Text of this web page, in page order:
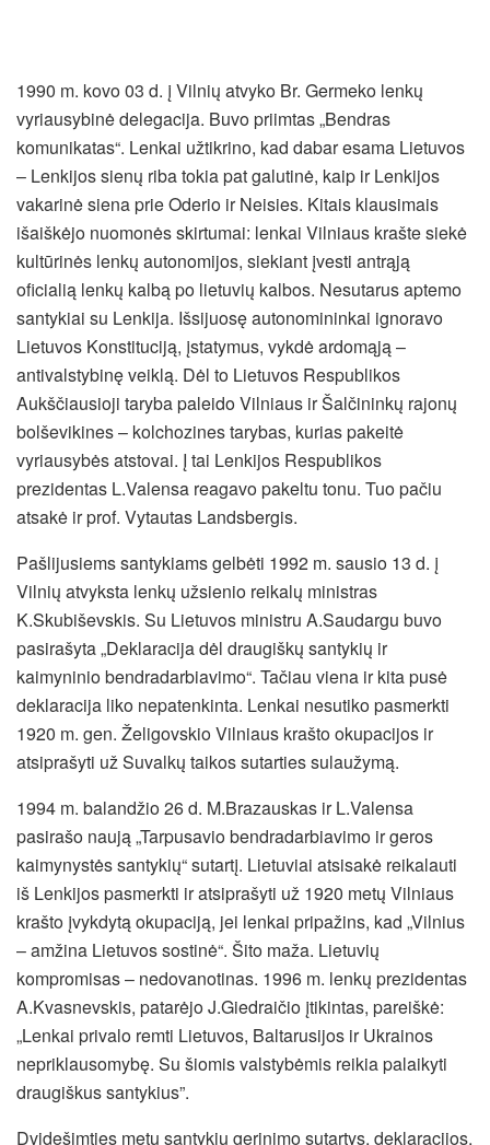
1990 m. kovo 03 d. į Vilnių atvyko Br. Germeko lenkų
vyriausybinė delegacija. Buvo priimtas „Bendras
komunikatas“. Lenkai užtikrino, kad dabar esama Lietuvos
– Lenkijos sienų riba tokia pat galutinė, kaip ir Lenkijos
vakarinė siena prie Oderio ir Neisies. Kitais klausimais
išaiškėjo nuomonės skirtumai: lenkai Vilniaus krašte siekė
kultūrinės lenkų autonomijos, siekiant įvesti antrąją
oficialią lenkų kalbą po lietuvių kalbos. Nesutarus aptemo
santykiai su Lenkija. Išsijuosę autonomininkai ignoravo
Lietuvos Konstituciją, įstatymus, vykdė ardomąją –
antivalstybinę veiklą. Dėl to Lietuvos Respublikos
Aukščiausioji taryba paleido Vilniaus ir Šalčininkų rajonų
bolševikines – kolchozines tarybas, kurias pakeitė
vyriausybės atstovai. Į tai Lenkijos Respublikos
prezidentas L.Valensa reagavo pakeltu tonu. Tuo pačiu
atsakė ir prof. Vytautas Landsbergis.
Pašlijusiems santykiams gelbėti 1992 m. sausio 13 d. į
Vilnių atvyksta lenkų užsienio reikalų ministras
K.Skubiševskis. Su Lietuvos ministru A.Saudargu buvo
pasirašyta „Deklaracija dėl draugiškų santykių ir
kaimyninio bendradarbiavimo“. Tačiau viena ir kita pusė
deklaracija liko nepatenkinta. Lenkai nesutiko pasmerkti
1920 m. gen. Želigovskio Vilniaus krašto okupacijos ir
atsiprašyti už Suvalkų taikos sutarties sulaužymą.
1994 m. balandžio 26 d. M.Brazauskas ir L.Valensa
pasirašo naują „Tarpusavio bendradarbiavimo ir geros
kaimynystės santykių“ sutartį. Lietuviai atsisakė reikalauti
iš Lenkijos pasmerkti ir atsiprašyti už 1920 metų Vilniaus
krašto įvykdytą okupaciją, jei lenkai pripažins, kad „Vilnius
– amžina Lietuvos sostinė“. Šito maža. Lietuvių
kompromisas – nedovanotinas. 1996 m. lenkų prezidentas
A.Kvasnevskis, patarėjo J.Giedraičio įtikintas, pareiškė:
„Lenkai privalo remti Lietuvos, Baltarusijos ir Ukrainos
nepriklausomybę. Su šiomis valstybėmis reikia palaikyti
draugiškus santykius”.
Dvidešimties metų santykių gerinimo sutartys, deklaracijos,